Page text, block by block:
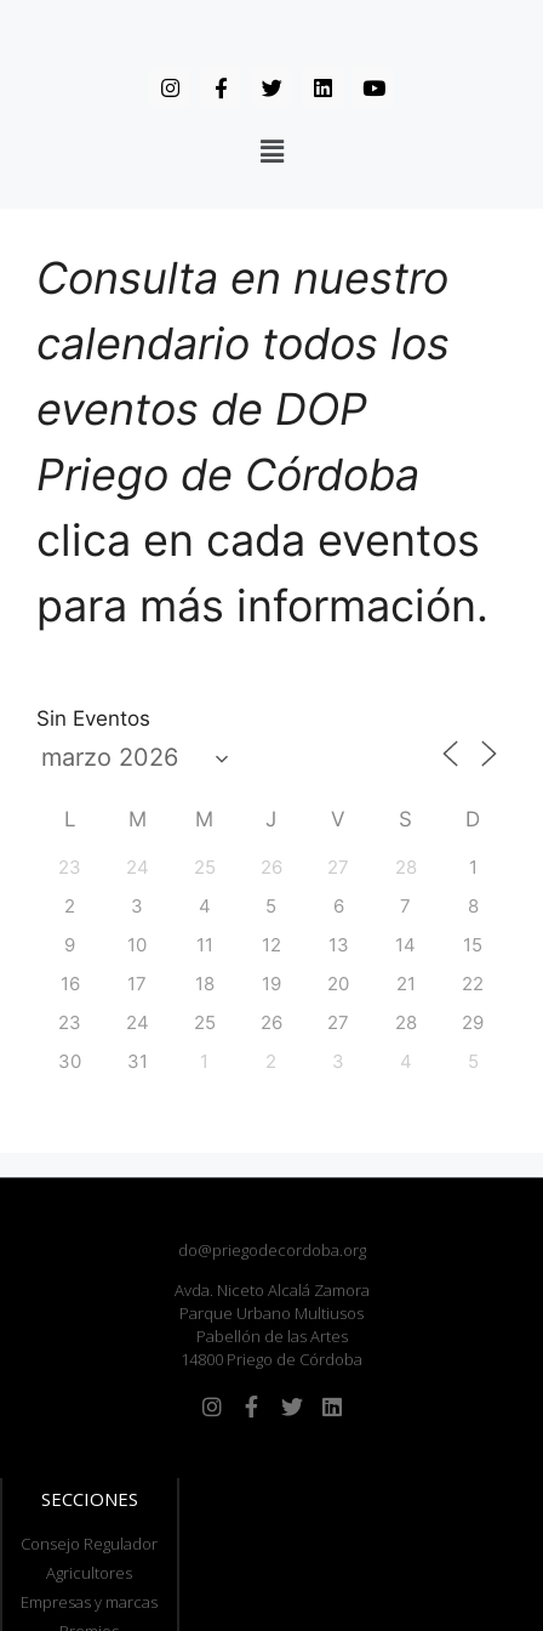
Consulta en nuestro
calendario todos los
eventos de DOP
Priego de Córdoba
clica en cada eventos
para más información.
Sin Eventos
L M M J V S D
23 24 25 26 27 28
1
2
3 4 5 6 7
8
9
10 11 12 13 14
15
16
17 18 19 20 21
22
23
24 25 26 27 28
29
30
31 1 2 3 4 5
do@priegodecordoba.org
Avda. Niceto Alcalá Zamora
Parque Urbano Multiusos
Pabellón de las Artes
14800 Priego de Córdoba
SECCIONES
Consejo Regulador
Agricultores
Empresas y marcas